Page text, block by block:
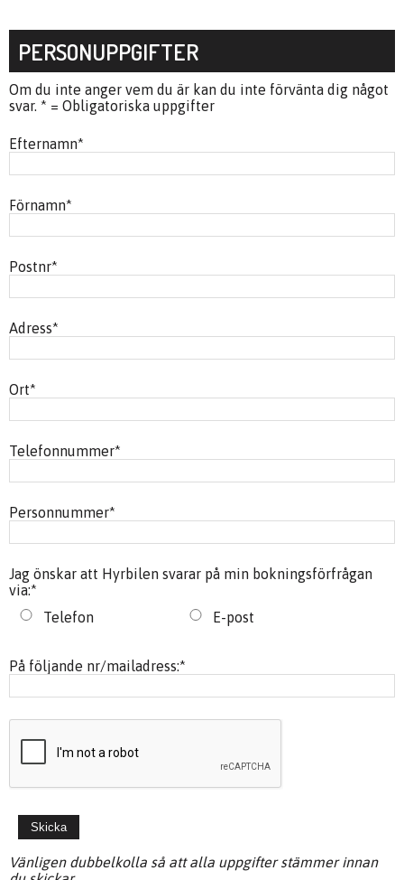
PERSONUPPGIFTER
Om du inte anger vem du är kan du inte förvänta dig något
svar. * = Obligatoriska uppgifter
Efternamn*
Förnamn*
Postnr*
Adress*
Ort*
Telefonnummer*
Personnummer*
Jag önskar att Hyrbilen svarar på min bokningsförfrågan
via:*
Telefon
E-post
På följande nr/mailadress:*
Vänligen dubbelkolla så att alla uppgifter stämmer innan